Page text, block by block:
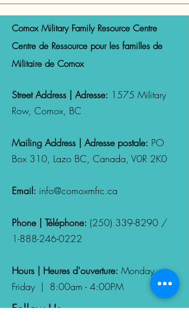
Comox Military Family Resource Centre
Centre de Ressource pour les familles de
Militaire de Comox
Street Address | Adresse: 1575 Military
Row, Comox, BC
Mailing Address | Adresse postale: PO
Box 310, Lazo BC, Canada, V0R 2K0
Email: info@comoxmfrc.ca
Phone | Téléphone: (250) 339-8290 /
1-888-246-0222
Hours | Heures d'ouverture: Monday -
Friday | 8:00am - 4:00PM
Follow Us